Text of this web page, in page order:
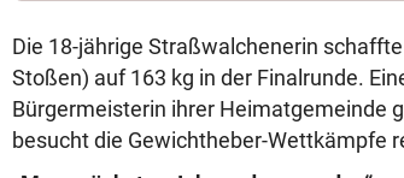
Die 18-jährige Straßwalchenerin
Stoßen) auf 163 kg in der Finalrunde.
Bürgermeisterin ihrer Heimatgemeinde
besucht die Gewichtheber-Wettkämpfe